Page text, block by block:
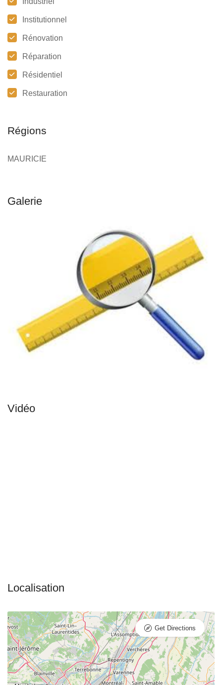
Institutionnel
Rénovation
Réparation
Résidentiel
Restauration
Régions
MAURICIE
Get Directions